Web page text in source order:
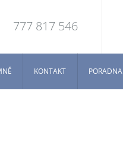
777 817 546
KONTAKT PORADNA